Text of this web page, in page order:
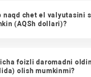
naqd chet el valyutasini
(AQSh dollari)?
foizli daromadni
olish mumkinmi?